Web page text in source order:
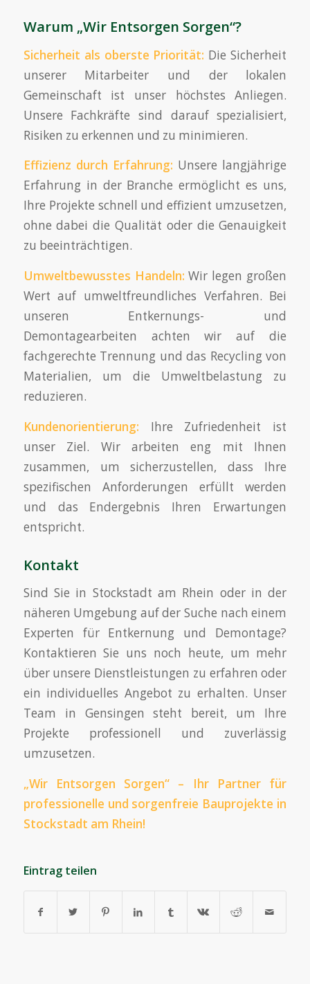
Warum „Wir Entsorgen Sorgen“?
Sicherheit als oberste Priorität: Die Sicherheit
unserer Mitarbeiter und der lokalen
Gemeinschaft ist unser höchstes Anliegen.
Unsere Fachkräfte sind darauf spezialisiert,
Risiken zu erkennen und zu minimieren.
Effizienz durch Erfahrung: Unsere langjährige
Erfahrung in der Branche ermöglicht es uns,
Ihre Projekte schnell und effizient umzusetzen,
ohne dabei die Qualität oder die Genauigkeit
zu beeinträchtigen.
Umweltbewusstes Handeln: Wir legen großen
Wert auf umweltfreundliches Verfahren. Bei
unseren Entkernungs- und
Demontagearbeiten achten wir auf die
fachgerechte Trennung und das Recycling von
Materialien, um die Umweltbelastung zu
reduzieren.
Kundenorientierung: Ihre Zufriedenheit ist
unser Ziel. Wir arbeiten eng mit Ihnen
zusammen, um sicherzustellen, dass Ihre
spezifischen Anforderungen erfüllt werden
und das Endergebnis Ihren Erwartungen
entspricht.
Kontakt
Sind Sie in Stockstadt am Rhein oder in der
näheren Umgebung auf der Suche nach einem
Experten für Entkernung und Demontage?
Kontaktieren Sie uns noch heute, um mehr
über unsere Dienstleistungen zu erfahren oder
ein individuelles Angebot zu erhalten. Unser
Team in Gensingen steht bereit, um Ihre
Projekte professionell und zuverlässig
umzusetzen.
„Wir Entsorgen Sorgen“ – Ihr Partner für
professionelle und sorgenfreie Bauprojekte in
Stockstadt am Rhein!
Eintrag teilen